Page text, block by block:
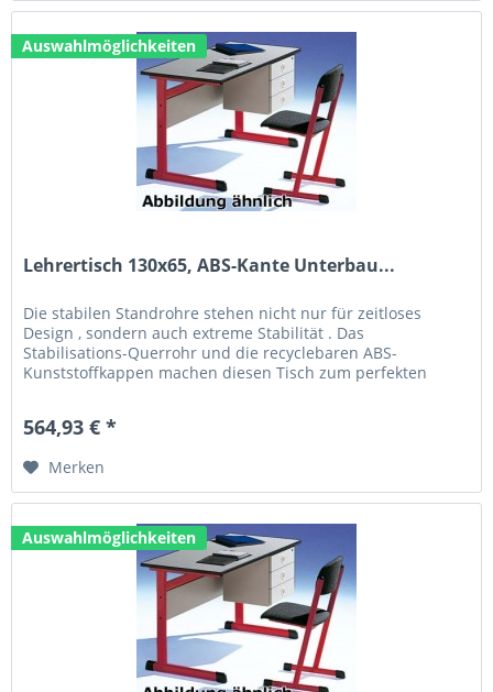
Auswahlmöglichkeiten
Lehrertisch 130x65, ABS-Kante Unterbau...
Die stabilen Standrohre stehen nicht nur für zeitloses
Design , sondern auch extreme Stabilität . Das
Stabilisations-Querrohr und die recyclebaren ABS-
Kunststoffkappen machen diesen Tisch zum perfekten
564,93 € *
Merken
Auswahlmöglichkeiten